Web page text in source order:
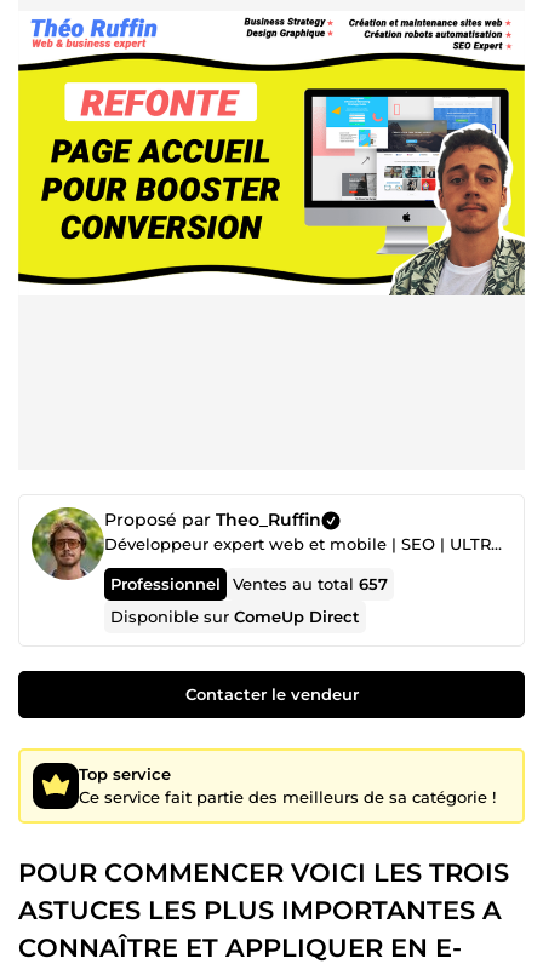
Proposé par Theo_Ruffin
Développeur expert web et mobile | SEO | ULTRA-réactif |
Professionnel Ventes au total657
Disponible surComeUp Direct
Contacter le vendeur
Top service
Ce service fait partie des meilleurs de sa catégorie !
POUR COMMENCER VOICI LES TROIS
ASTUCES LES PLUS IMPORTANTES A
CONNAÎTRE ET APPLIQUER EN E-